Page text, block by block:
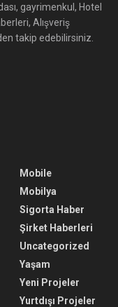
gayrimenkul, Hotel
Alışveriş
takip edebilirsiniz.
Mobile
Mobilya
Sigorta Haber
Şirket Haberleri
Uncategorized
Yaşam
Yeni Projeler
Yurtdışı Projeler